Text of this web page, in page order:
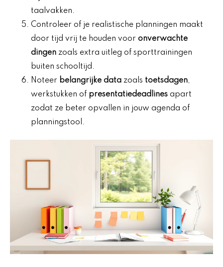
taalvakken.
Controleer of je realistische planningen maakt
door tijd vrij te houden voor onverwachte
dingen zoals extra uitleg of sporttrainingen
buiten schooltijd.
Noteer belangrijke data zoals toetsdagen,
werkstukken of presentatiedeadlines apart
zodat ze beter opvallen in jouw agenda of
planningstool.